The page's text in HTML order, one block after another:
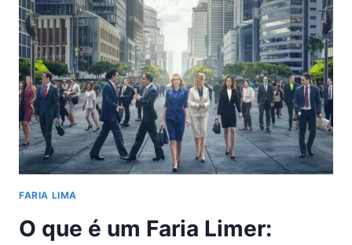
DE
JANEIRO
EM
SÃO
PAULO
FARIA LIMA
O que é um Faria Limer: